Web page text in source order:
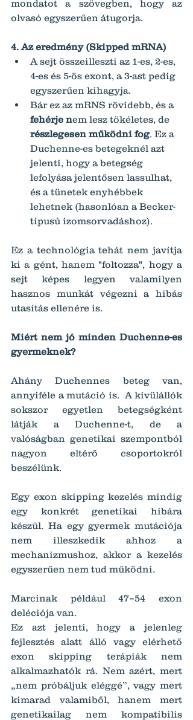
mondatot a szövegben, hogy az
olvasó egyszerűen átugorja.
4. Az eredmény (Skipped mRNA)
A sejt összeilleszti az 1-es, 2-es,
4-es és 5-ös exont, a 3-ast pedig
egyszerűen kihagyja.
Bár ez az mRNS rövidebb, és a
fehérje nem lesz tökéletes, de
részlegesen működni fog. Ez a
Duchenne-es betegeknél azt
jelenti, hogy a betegség
lefolyása jelentősen lassulhat,
és a tünetek enyhébbek
lehetnek (hasonlóan a Becker-
típusú izomsorvadáshoz).
Ez a technológia tehát nem javítja
ki a gént, hanem "foltozza", hogy a
sejt képes legyen valamilyen
hasznos munkát végezni a hibás
utasítás ellenére is.
Miért nem jó minden Duchenne-es
gyermeknek?
Ahány Duchennes beteg van,
annyiféle a mutáció is.  A kívülállók
sokszor egyetlen betegségként
látják a Duchenne-t, de a
valóságban genetikai szempontból
nagyon eltérő csoportokról
beszélünk.
Egy exon skipping kezelés mindig
egy konkrét genetikai hibára
készül. Ha egy gyermek mutációja
nem illeszkedik ahhoz a
mechanizmushoz, akkor a kezelés
egyszerűen nem tud működni.
Marcinak például 47–54 exon
deléciója van.
Ez azt jelenti, hogy a jelenleg
fejlesztés alatt álló vagy elérhető
exon skipping terápiák nem
alkalmazhatók rá. Nem azért, mert
„nem próbáljuk eléggé”, vagy mert
kimarad valamiből, hanem mert
genetikailag nem kompatibilis